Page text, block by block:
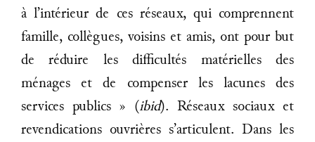
à l’intérieur de ces réseaux, qui comprennent
famille, collègues, voisins et amis, ont pour but
de réduire les difficultés matérielles des
ménages et de compenser les lacunes des
services publics » (ibid). Réseaux sociaux et
revendications ouvrières s’articulent. Dans les